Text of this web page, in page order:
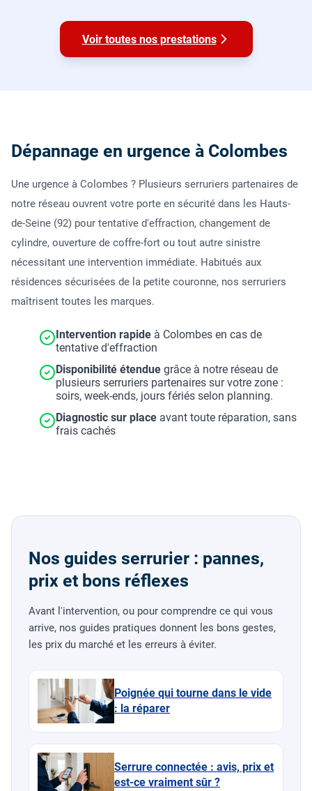
Voir toutes nos prestations
Dépannage en urgence à Colombes
Une urgence à Colombes ? Plusieurs serruriers partenaires de
notre réseau ouvrent votre porte en sécurité dans les Hauts-
de-Seine (92) pour tentative d'effraction, changement de
cylindre, ouverture de coffre-fort ou tout autre sinistre
nécessitant une intervention immédiate. Habitués aux
résidences sécurisées de la petite couronne, nos serruriers
maîtrisent toutes les marques.
Intervention rapide à Colombes en cas de
tentative d'effraction
Disponibilité étendue grâce à notre réseau de
plusieurs serruriers partenaires sur votre zone :
soirs, week-ends, jours fériés selon planning.
Diagnostic sur place avant toute réparation, sans
frais cachés
Nos guides serrurier : pannes,
prix et bons réflexes
Avant l'intervention, ou pour comprendre ce qui vous
arrive, nos guides pratiques donnent les bons gestes,
les prix du marché et les erreurs à éviter.
Poignée qui tourne dans le vide
: la réparer
Serrure connectée : avis, prix et
est-ce vraiment sûr ?